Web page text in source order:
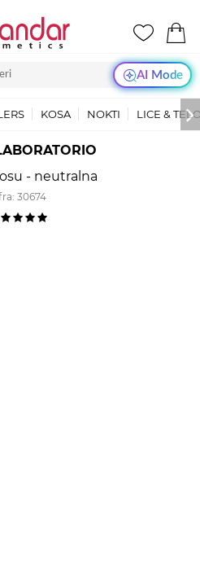
AI Mode
KOSA NOKTI LICE &
- neutralna
30674